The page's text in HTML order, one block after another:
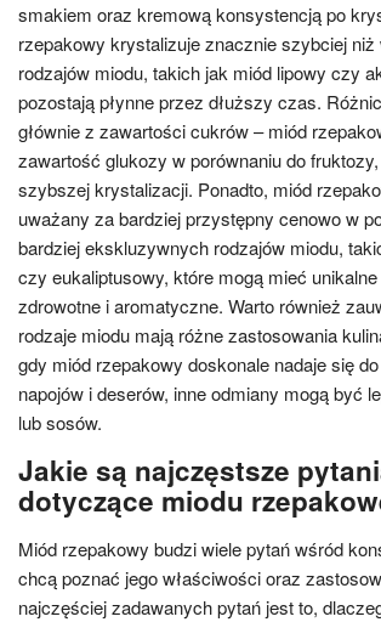
smakiem oraz kremową konsystencją po
rzepakowy krystalizuje znacznie szybciej niż
rodzajów miodu, takich jak miód lipowy czy
pozostają płynne przez dłuższy czas.
głównie z zawartości cukrów – miód
zawartość glukozy w porównaniu do
szybszej krystalizacji. Ponadto, miód
uważany za bardziej przystępny cenowo w
bardziej ekskluzywnych rodzajów miodu,
czy eukaliptusowy, które mogą mieć
zdrowotne i aromatyczne. Warto również
rodzaje miodu mają różne zastosowania
gdy miód rzepakowy doskonale nadaje się
napojów i deserów, inne odmiany mogą być
lub sosów.
Jakie są najczęstsze
dotyczące miodu
Miód rzepakowy budzi wiele pytań wśród
chcą poznać jego właściwości oraz
najczęściej zadawanych pytań jest to,